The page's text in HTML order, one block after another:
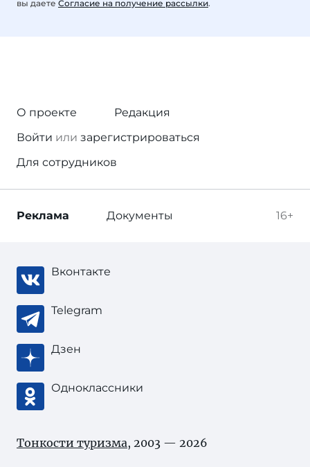
вы даете Согласие на получение рассылки.
О проекте
Редакция
Войти или зарегистрироваться
Для сотрудников
16+
Реклама Документы
Вконтакте
Telegram
Дзен
Одноклассники
Тонкости туризма, 2003 — 2026